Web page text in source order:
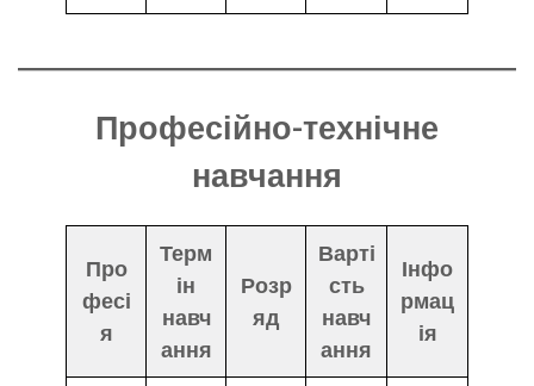
Професійно-технічне
навчання
Про
фесі
я
Терм
ін
навч
ання
Розр
яд
Варті
сть
навч
ання
Інфо
рмац
ія